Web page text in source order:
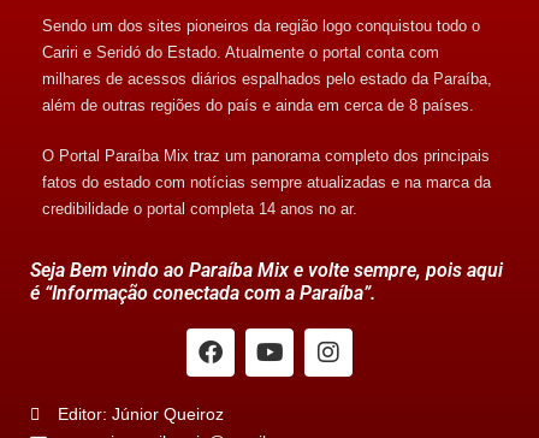
Sendo um dos sites pioneiros da região logo conquistou todo o
Cariri e Seridó do Estado. Atualmente o portal conta com
milhares de acessos diários espalhados pelo estado da Paraíba,
além de outras regiões do país e ainda em cerca de 8 países.
O Portal Paraíba Mix traz um panorama completo dos principais
fatos do estado com notícias sempre atualizadas e na marca da
credibilidade o portal completa 14 anos no ar.
Seja Bem vindo ao Paraíba Mix e volte sempre, pois aqui
é “Informação conectada com a Paraíba”.
Editor: Júnior Queiroz